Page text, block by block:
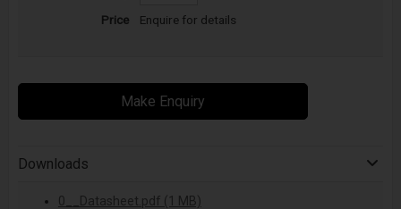
Enquire for details
Make Enquiry
Downloads
0__Datasheet.pdf (1 MB)